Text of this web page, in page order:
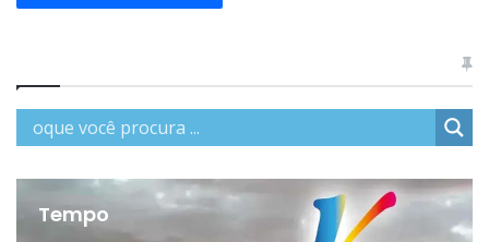
Tempo